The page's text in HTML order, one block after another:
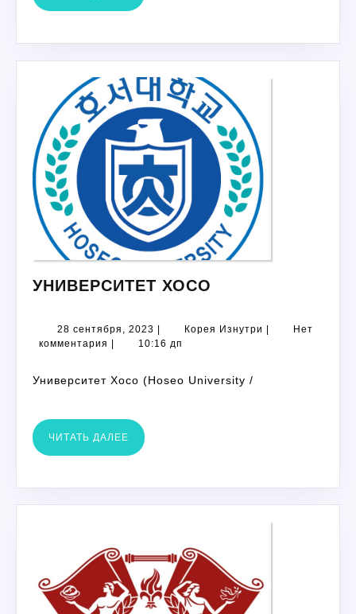
ДАЛЕЕ
УНИВЕРСИТЕТ ХОСО
28 сентября, 2023 28
сентября,
| Корея Изнутри Корея
|
Нет
комментария | 10:16 дп
Университет Хосо (Hoseo University /
ЧИТАТЬ ДАЛЕЕ ЧИТАТЬ
ДАЛЕЕ